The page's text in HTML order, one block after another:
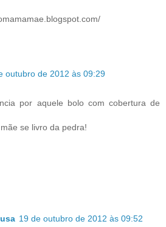
outubro de 2012 às 09:29
por aquele bolo com cobertura de
se livro da pedra!
19 de outubro de 2012 às 09:52